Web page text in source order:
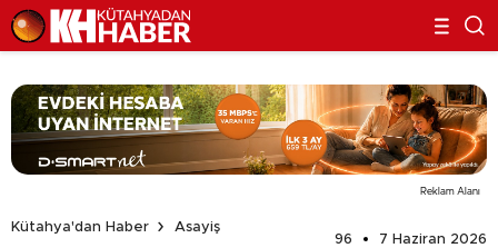
Reklam Alanı
Kütahya'dan Haber
Asayiş
96
7 Haziran 2026